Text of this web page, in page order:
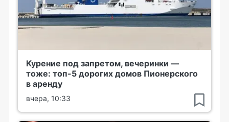
Курение под запретом, вечеринки —
тоже: топ-5 дорогих домов Пионерского
в аренду
вчера, 10:33